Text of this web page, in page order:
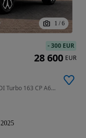
1 / 6
1497 cm3 • 163 CP • KGM Torres Style 1.5 GDI Turbo 163 CP A6 - GARANTIE 10Ani !
2025
-300 EUR
28 600 EUR